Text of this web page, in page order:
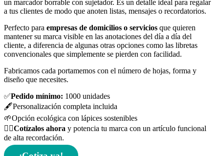
un marcador borrable con sujetador. Es un detalle ideal para regalar
a tus clientes de modo que anoten listas, mensajes o recordatorios.
Perfecto para empresas de domicilios o servicios que quieren
mantener su marca visible en las anotaciones del día a día del
cliente, a diferencia de algunas otras opciones como las libretas
convencionales que simplemente se pierden con facilidad.
Fabricamos cada portamemos con el número de hojas, forma y
diseño que necesites.
✅Pedido mínimo: 1000 unidades
🖋️Personalización completa incluida
🌱Opción ecológica con lápices sostenibles
👉🏻Cotízalos ahora y potencia tu marca con un artículo funcional
de alta recordación.